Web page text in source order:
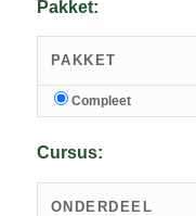
Pakket:
PAKKET
Compleet
Cursus:
ONDERDEEL